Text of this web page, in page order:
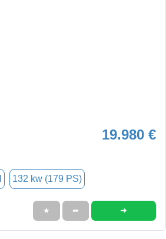
19.980 €
132 kw (179 PS)
★ ➦ ➜